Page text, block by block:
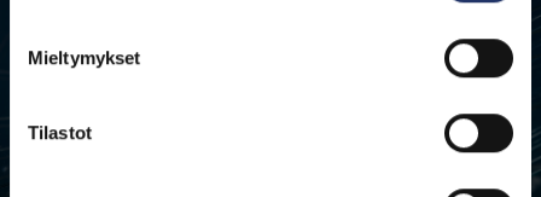
Mieltymykset
Tilastot
Hajosiko Tuulilasi?